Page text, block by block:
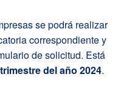
se podrá realizar
correspondiente y
de solicitud. Está
del año 2024.